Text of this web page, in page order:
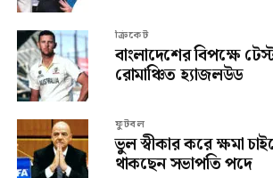
ক্রিকেট
বাংলাদেশের বিপক্ষে
রোমাঞ্চিত হ্যাজলউড
ফুটবল
ভুল স্বীকার করে ক্ষমা
থাকছেন সভাপতি পদে